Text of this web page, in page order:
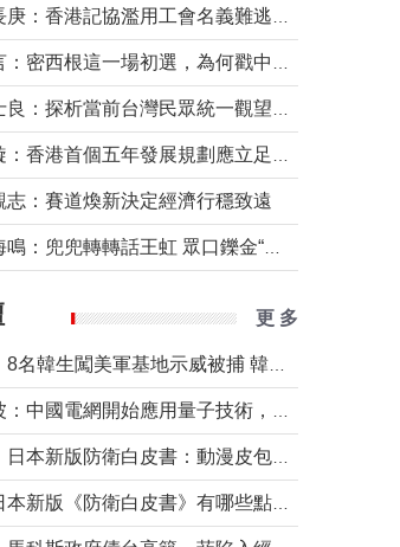
志：賽道煥新決定經濟行穩致遠
更 多